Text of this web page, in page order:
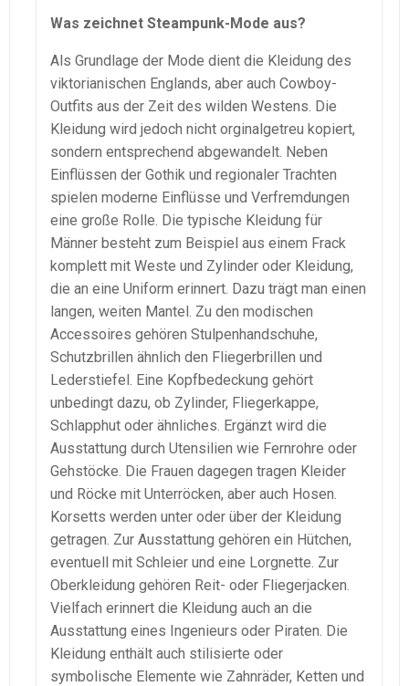
Was zeichnet Steampunk-Mode aus?
Als Grundlage der Mode dient die Kleidung des
viktorianischen Englands, aber auch Cowboy-
Outfits aus der Zeit des wilden Westens. Die
Kleidung wird jedoch nicht orginalgetreu kopiert,
sondern entsprechend abgewandelt. Neben
Einflüssen der Gothik und regionaler Trachten
spielen moderne Einflüsse und Verfremdungen
eine große Rolle. Die typische Kleidung für
Männer besteht zum Beispiel aus einem Frack
komplett mit Weste und Zylinder oder Kleidung,
die an eine Uniform erinnert. Dazu trägt man einen
langen, weiten Mantel. Zu den modischen
Accessoires gehören Stulpenhandschuhe,
Schutzbrillen ähnlich den Fliegerbrillen und
Lederstiefel. Eine Kopfbedeckung gehört
unbedingt dazu, ob Zylinder, Fliegerkappe,
Schlapphut oder ähnliches. Ergänzt wird die
Ausstattung durch Utensilien wie Fernrohre oder
Gehstöcke. Die Frauen dagegen tragen Kleider
und Röcke mit Unterröcken, aber auch Hosen.
Korsetts werden unter oder über der Kleidung
getragen. Zur Ausstattung gehören ein Hütchen,
eventuell mit Schleier und eine Lorgnette. Zur
Oberkleidung gehören Reit- oder Fliegerjacken.
Vielfach erinnert die Kleidung auch an die
Ausstattung eines Ingenieurs oder Piraten. Die
Kleidung enthält auch stilisierte oder
symbolische Elemente wie Zahnräder, Ketten und